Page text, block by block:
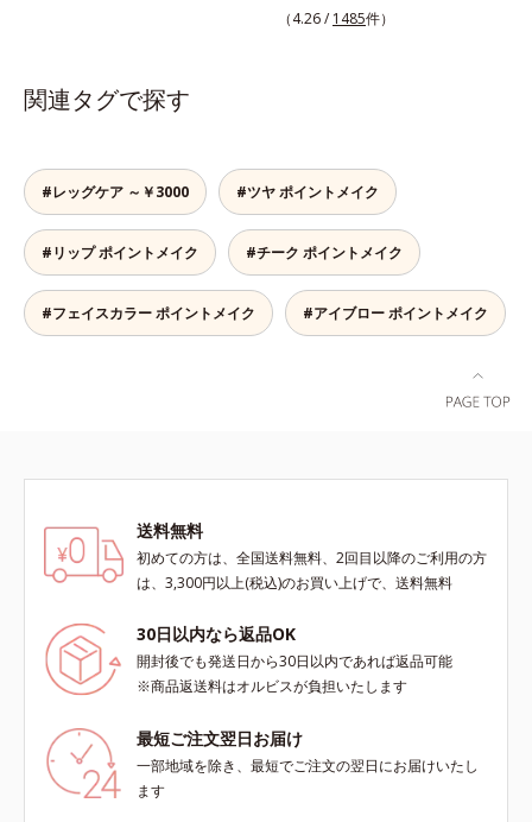
リギリのラインも簡単に描けます。
て手間要らず！* クレンジングの
際、お湯で落とせます。
自分にぴったりの眉色が作れます。
ウダー」の成せるワザ。軽くブラシ
を引くだけで、眉尻ラインまでキレ
イに描け、仕上がりはどこまでもナ
チュラル。汗、皮脂にも強く、描き
たての美しい眉を1日中持続しま
す。
（4.26 / 1485件）
関連タグで探す
#レッグケア ～￥3000 #ツヤ ポイントメイク
#リップ ポイントメイク #チーク ポイントメイク
#フェイスカラー ポイントメイク #アイブロー ポイントメイク
送料無料
初めての方は、全国送料無料、2回目以降のご利用の方
は、3,300円以上(税込)のお買い上げで、送料無料
30日以内なら返品OK
開封後でも発送日から30日以内であれば返品可能
※商品返送料はオルビスが負担いたします
最短ご注文翌日お届け
一部地域を除き、最短でご注文の翌日にお届けいたし
ます